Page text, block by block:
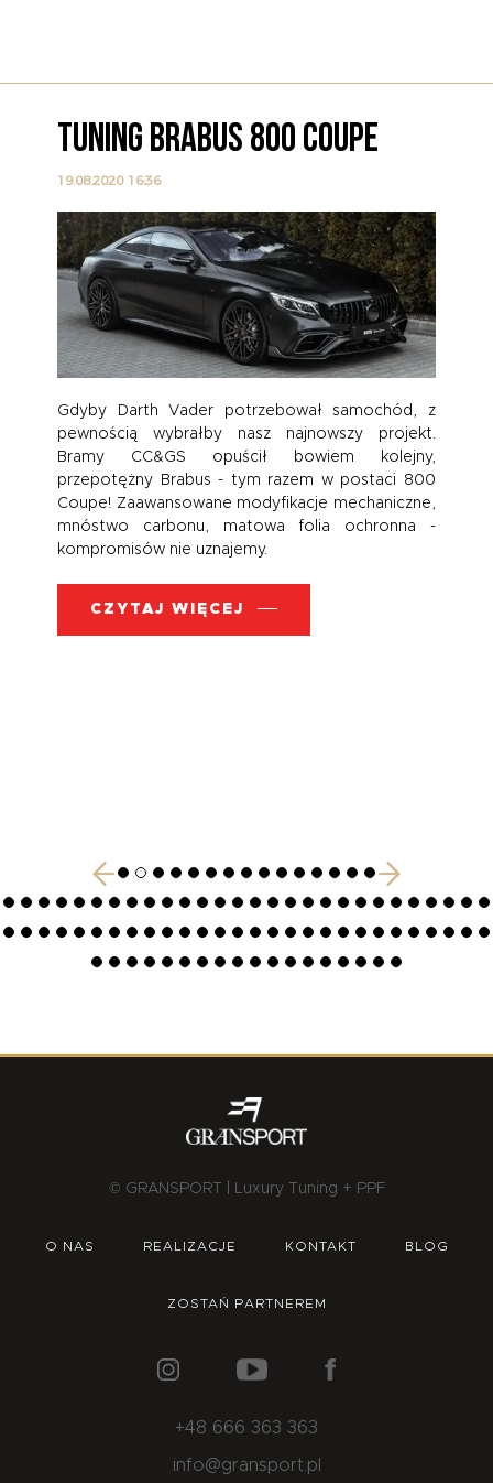
TUNING BRABUS 800 COUPE
19.08.2020 16:36
Gdyby Darth Vader potrzebował samochód, z
pewnością wybrałby nasz najnowszy projekt.
Bramy CC&GS opuścił bowiem kolejny,
przepotężny Brabus - tym razem w postaci 800
Coupe! Zaawansowane modyfikacje mechaniczne,
mnóstwo carbonu, matowa folia ochronna -
kompromisów nie uznajemy.
CZYTAJ WIĘCEJ
© GRANSPORT | Luxury Tuning + PPF
O NAS REALIZACJE KONTAKT BLOG
ZOSTAŃ PARTNEREM
+48 666 363 363
info@gransport.pl